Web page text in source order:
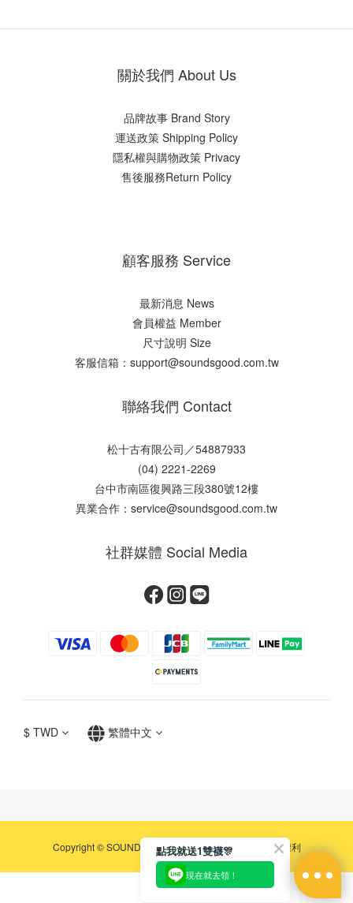
立即購買
關於我們 About Us
品牌故事 Brand Story
運送政策 Shipping Policy
隱私權與購物政策 Privacy
售後服務Return Policy
顧客服務 Service
最新消息 News
會員權益 Member
尺寸說明 Size
客服信箱：support@soundsgood.com.tw
聯絡我們 Contact
松十古有限公司／54887933
(04) 2221-2269
台中市南區復興路三段380號12樓
異業合作：service@soundsgood.com.tw
社群媒體 Social Media
$ TWD 繁體中文
Copyright © SOUNDSGOOD 著作權所有，並保留一切權利
點我就送1雙襪🎊
現在就去領！